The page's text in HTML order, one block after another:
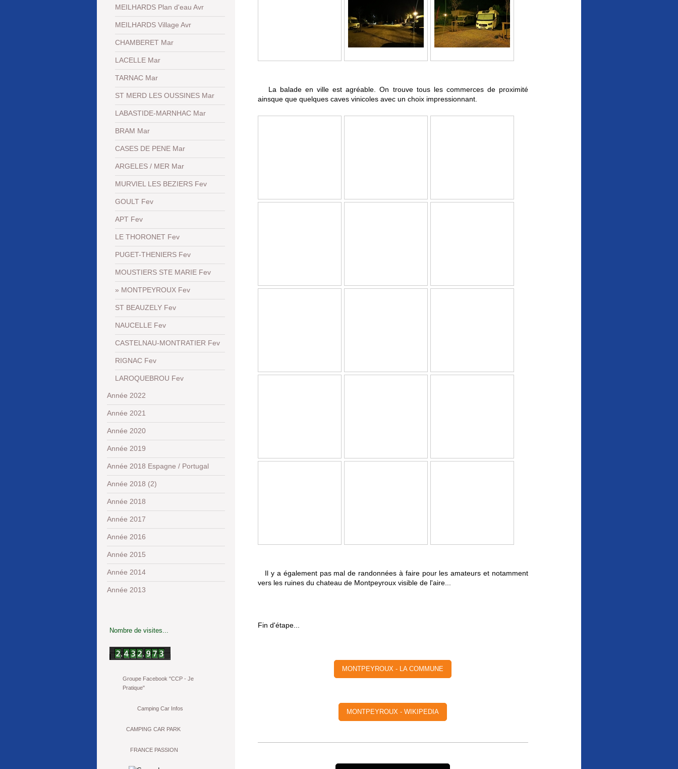
La balade en ville est agréable. On trouve tous les commerces de proximité
ainsque que quelques caves vinicoles avec un choix impressionnant.
Il y a également pas mal de randonnées à faire pour les amateurs et notamment
vers les ruines du chateau de Montpeyroux visible de l'aire...
Fin d'étape...
MONTPEYROUX - LA COMMUNE
MONTPEYROUX - WIKIPEDIA
MEILHARDS Plan d'eau Avr
MEILHARDS Village Avr
CHAMBERET Mar
LACELLE Mar
TARNAC Mar
ST MERD LES OUSSINES Mar
LABASTIDE-MARNHAC Mar
BRAM Mar
CASES DE PENE Mar
ARGELES / MER Mar
MURVIEL LES BEZIERS Fev
GOULT Fev
APT Fev
LE THORONET Fev
PUGET-THENIERS Fev
MOUSTIERS STE MARIE Fev
MONTPEYROUX Fev
ST BEAUZELY Fev
NAUCELLE Fev
CASTELNAU-MONTRATIER Fev
RIGNAC Fev
LAROQUEBROU Fev
Année 2022
Année 2021
Année 2020
Année 2019
Année 2018 Espagne / Portugal
Année 2018 (2)
Année 2018
Année 2017
Année 2016
Année 2015
Année 2014
Année 2013
Nombre de visites...
Groupe Facebook "CCP - Je
Pratique"
Camping Car Infos
CAMPING CAR PARK
FRANCE PASSION